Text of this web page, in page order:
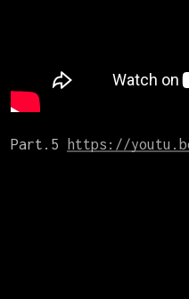
Part.5 https://